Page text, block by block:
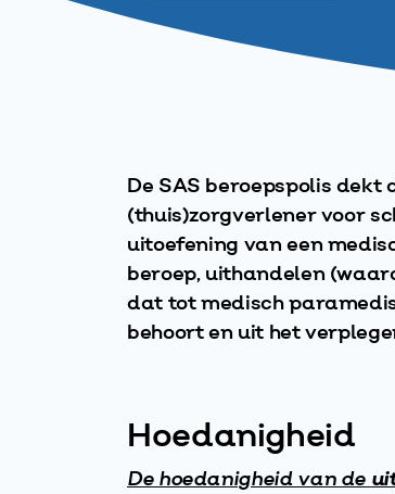
De SAS beroepspolis
(thuis)zorgverlener voor
uitoefening van een
beroep, uithandelen
dat tot medisch
behoort en uit het
Hoedanigheid
De hoedanigheid van de